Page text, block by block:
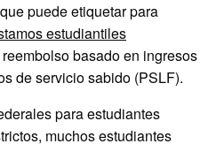
puede etiquetar para
estudiantiles
basado en ingresos
de servicio sabido (PSLF).
para estudiantes
muchos estudiantes